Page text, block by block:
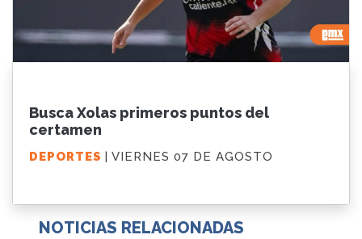
Busca Xolas primeros puntos del
certamen
DEPORTES | VIERNES 07 DE AGOSTO
NOTICIAS RELACIONADAS